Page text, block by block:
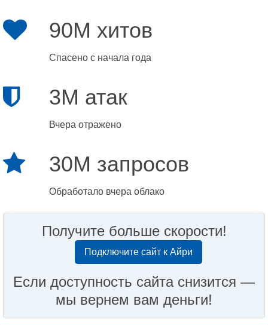
90M хитов
Спасено с начала года
3M атак
Вчера отражено
30M запросов
Обработало вчера облако
Получите больше скорости!
Подключите сайт к Айри
Если доступность сайта снизится —
мы вернем вам деньги!